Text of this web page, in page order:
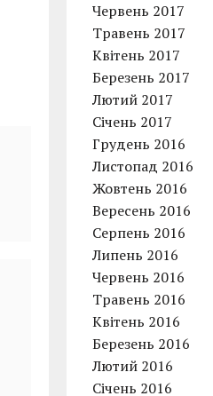
Червень 2017
Травень 2017
Квітень 2017
Березень 2017
Лютий 2017
Січень 2017
Грудень 2016
Листопад 2016
Жовтень 2016
Вересень 2016
Серпень 2016
Липень 2016
Червень 2016
Травень 2016
Квітень 2016
Березень 2016
Лютий 2016
Січень 2016